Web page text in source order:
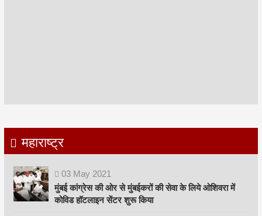
महाराष्ट्र
03 May 2021
मुंबई कांग्रेस की ओर से मुंबईकरों की सेवा के लिये ओशिवरा में
कोविड हॉटलाइन सेंटर शुरू किया